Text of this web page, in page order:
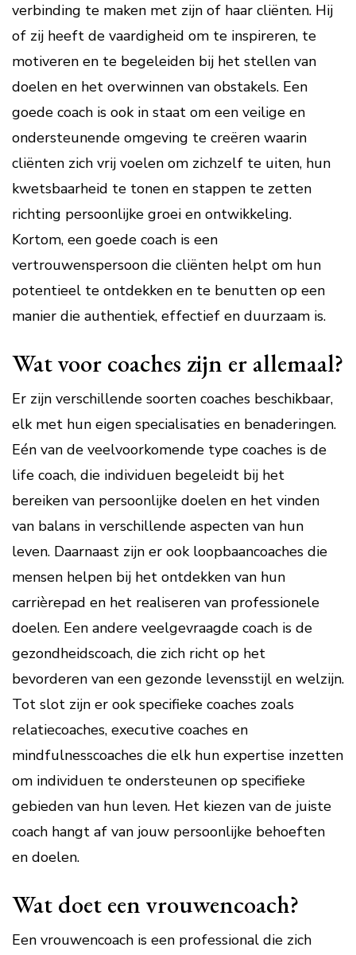
verbinding te maken met zijn of haar cliënten. Hij
of zij heeft de vaardigheid om te inspireren, te
motiveren en te begeleiden bij het stellen van
doelen en het overwinnen van obstakels. Een
goede coach is ook in staat om een veilige en
ondersteunende omgeving te creëren waarin
cliënten zich vrij voelen om zichzelf te uiten, hun
kwetsbaarheid te tonen en stappen te zetten
richting persoonlijke groei en ontwikkeling.
Kortom, een goede coach is een
vertrouwenspersoon die cliënten helpt om hun
potentieel te ontdekken en te benutten op een
manier die authentiek, effectief en duurzaam is.
Wat voor coaches zijn er allemaal?
Er zijn verschillende soorten coaches beschikbaar,
elk met hun eigen specialisaties en benaderingen.
Eén van de veelvoorkomende type coaches is de
life coach, die individuen begeleidt bij het
bereiken van persoonlijke doelen en het vinden
van balans in verschillende aspecten van hun
leven. Daarnaast zijn er ook loopbaancoaches die
mensen helpen bij het ontdekken van hun
carrièrepad en het realiseren van professionele
doelen. Een andere veelgevraagde coach is de
gezondheidscoach, die zich richt op het
bevorderen van een gezonde levensstijl en welzijn.
Tot slot zijn er ook specifieke coaches zoals
relatiecoaches, executive coaches en
mindfulnesscoaches die elk hun expertise inzetten
om individuen te ondersteunen op specifieke
gebieden van hun leven. Het kiezen van de juiste
coach hangt af van jouw persoonlijke behoeften
en doelen.
Wat doet een vrouwencoach?
Een vrouwencoach is een professional die zich